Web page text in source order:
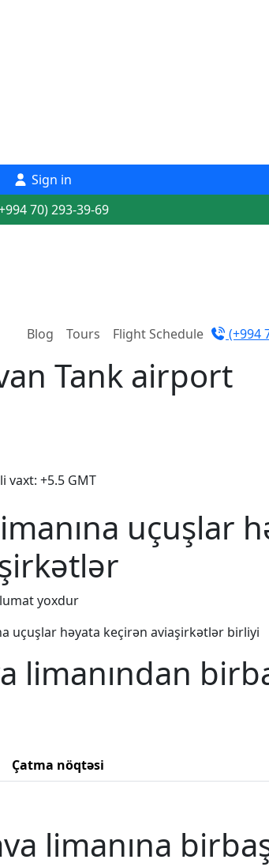
Sign in
70) 293-39-69
Blog Tours Flight Schedule (+994
Tank airport
vaxt: +5.5 GMT
uçuşlar
yoxdur
uçuşlar həyata keçirən aviaşirkətlər birliyi
limanından
Çatma nöqtəsi
limanına